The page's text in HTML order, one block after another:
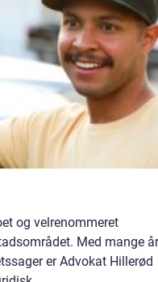
og velrenommeret
Med mange
er Advokat Hillerød